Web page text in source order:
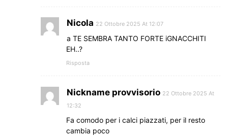
Nicola 22 Ottobre 2025 At 12:07
a TE SEMBRA TANTO FORTE iGNACCHITI
EH..?
Risposta
Nickname provvisorio 22 Ottobre 2025 At
12:32
Fa comodo per i calci piazzati, per il resto
cambia poco